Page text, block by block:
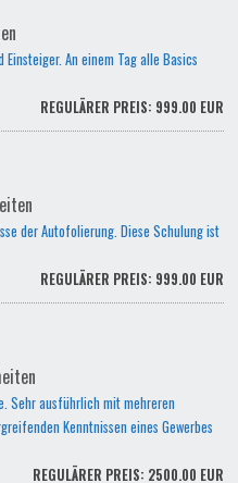
An einem Tag alle Basics
REGULÄRER PREIS: 999.00 EUR
der Autofolierung. Diese Schulung ist
REGULÄRER PREIS: 999.00 EUR
Sehr ausführlich mit mehreren
Kenntnissen eines Gewerbes
REGULÄRER PREIS: 2500.00 EUR